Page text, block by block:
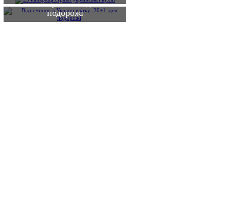
влітку: 20+1 ідея
подорожі